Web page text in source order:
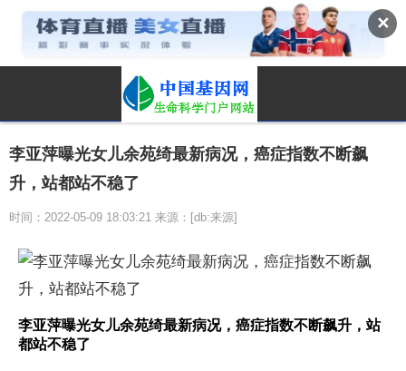
✕
李亚萍曝光女儿余苑绮最新病况，癌症指数不断飙
升，站都站不稳了
时间：2022-05-09 18:03:21 来源：[db:来源]
李亚萍曝光女儿余苑绮最新病况，癌症指数不断飙升，站
都站不稳了